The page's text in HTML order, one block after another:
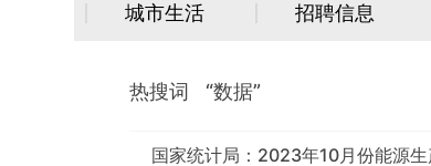
城市生活 招聘信息
热搜词 “数据”
国家统计局：2023年10月份能源